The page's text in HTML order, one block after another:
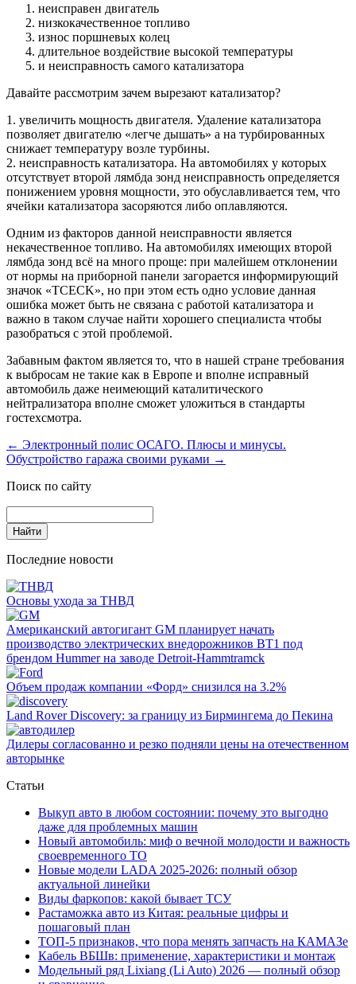
неисправен двигатель
низкокачественное топливо
износ поршневых колец
длительное воздействие высокой температуры
и неисправность самого катализатора
Давайте рассмотрим зачем вырезают катализатор?
1. увеличить мощность двигателя. Удаление катализатора
позволяет двигателю «легче дышать» а на турбированных
снижает температуру возле турбины.
2. неисправность катализатора. На автомобилях у которых
отсутствует второй лямбда зонд неисправность определяется
понижением уровня мощности, это обуславливается тем, что
ячейки катализатора засоряются либо оплавляются.
Одним из факторов данной неисправности является
некачественное топливо. На автомобилях имеющих второй
лямбда зонд всё на много проще: при малейшем отклонении
от нормы на приборной панели загорается информирующий
значок «TCECK», но при этом есть одно условие данная
ошибка может быть не связана с работой катализатора и
важно в таком случае найти хорошего специалиста чтобы
разобраться с этой проблемой.
Забавным фактом является то, что в нашей стране требования
к выбросам не такие как в Европе и вполне исправный
автомобиль даже неимеющий каталитического
нейтрализатора вполне сможет уложиться в стандарты
гостехсмотра.
← Электронный полис ОСАГО. Плюсы и минусы.
Обустройство гаража своими руками →
Поиск по сайту
Последние новости
Основы ухода за ТНВД
Американский автогигант GM планирует начать
производство электрических внедорожников BT1 под
брендом Hummer на заводе Detroit-Hammtramck
Объем продаж компании «Форд» снизился на 3.2%
Land Rover Dіscovery: за границу из Бирмингема до Пекина
Дилеры согласованно и резко подняли цены на отечественном
авторынке
Статьи
Выкуп авто в любом состоянии: почему это выгодно
даже для проблемных машин
Новый автомобиль: миф о вечной молодости и важность
своевременного ТО
Новые модели LADA 2025-2026: полный обзор
актуальной линейки
Виды фаркопов: какой бывает ТСУ
Растаможка авто из Китая: реальные цифры и
пошаговый план
ТОП-5 признаков, что пора менять запчасть на КАМАЗе
Кабель ВБШв: применение, характеристики и монтаж
Модельный ряд Lixiang (Li Auto) 2026 — полный обзор